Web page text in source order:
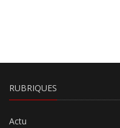
RUBRIQUES
Actu